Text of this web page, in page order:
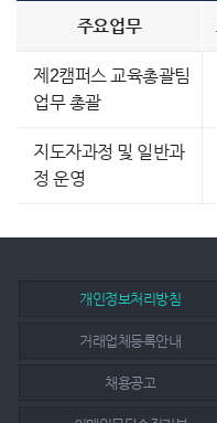
주요업무
제2캠퍼스 교육총괄팀
업무 총괄
지도자과정 및 일반과
정 운영
개인정보처리방침
거래업체등록안내
채용공고